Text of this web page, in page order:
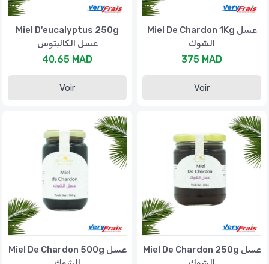
Miel D'eucalyptus 250g
عسل الكالبتوس
40,65 MAD
Voir
Miel De Chardon 1Kg عسل
الشوك
375 MAD
Voir
Miel De Chardon 500g عسل
Miel De Chardon 250g عسل